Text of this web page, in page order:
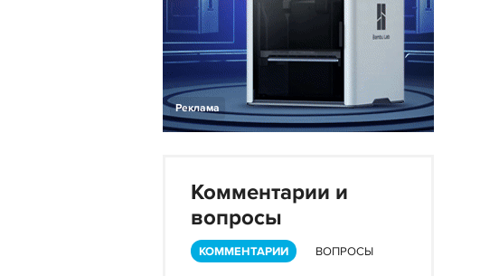
Реклама
Комментарии и
вопросы
КОММЕНТАРИИ ВОПРОСЫ